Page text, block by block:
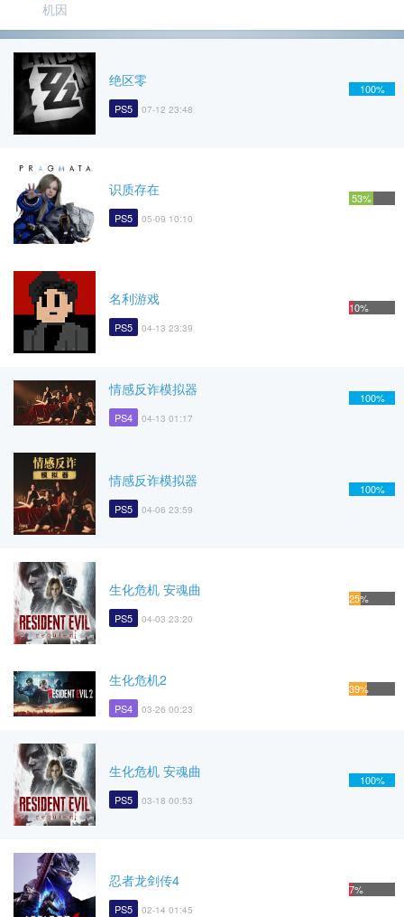
机因
绝区零
PS5 07-12 23:48
100%
识质存在
PS5 05-09 10:10
53%
名利游戏
PS5 04-13 23:39
10%
情感反诈模拟器
PS4 04-13 01:17
100%
情感反诈模拟器
PS5 04-06 23:59
100%
生化危机 安魂曲
PS5 04-03 23:20
25%
生化危机2
PS4 03-26 00:23
39%
生化危机 安魂曲
PS5 03-18 00:53
100%
忍者龙剑传4
PS5 02-14 01:45
7%